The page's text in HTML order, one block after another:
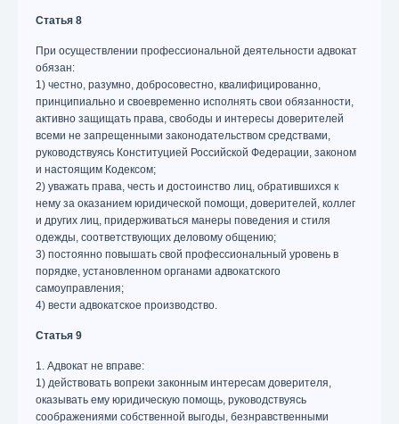
Статья 8
При осуществлении профессиональной деятельности адвокат
обязан:
1) честно, разумно, добросовестно, квалифицированно,
принципиально и своевременно исполнять свои обязанности,
активно защищать права, свободы и интересы доверителей
всеми не запрещенными законодательством средствами,
руководствуясь Конституцией Российской Федерации, законом
и настоящим Кодексом;
2) уважать права, честь и достоинство лиц, обратившихся к
нему за оказанием юридической помощи, доверителей, коллег
и других лиц, придерживаться манеры поведения и стиля
одежды, соответствующих деловому общению;
3) постоянно повышать свой профессиональный уровень в
порядке, установленном органами адвокатского
самоуправления;
4) вести адвокатское производство.
Статья 9
1. Адвокат не вправе:
1) действовать вопреки законным интересам доверителя,
оказывать ему юридическую помощь, руководствуясь
соображениями собственной выгоды, безнравственными